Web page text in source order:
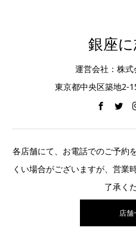
銀座
運営会社：株
東京都中央区築地2-
各店舗にて、お電話でのご予約
くい場合がございますが、営業
了承く
店舗